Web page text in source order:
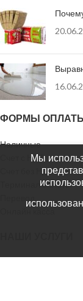
ФОРМЫ
Наличные
Счет с НДС
Счет без НДС
Терминал оплаты
Мы